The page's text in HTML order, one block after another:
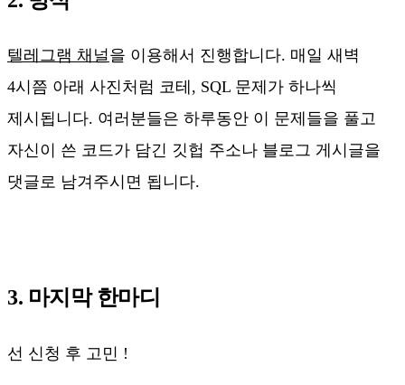
텔레그램 채널을 이용해서 진행합니다. 매일 새벽
4시쯤 아래 사진처럼 코테, SQL 문제가 하나씩
제시됩니다. 여러분들은 하루동안 이 문제들을 풀고
자신이 쓴 코드가 담긴 깃헙 주소나 블로그 게시글을
댓글로 남겨주시면 됩니다.
3. 마지막 한마디
선 신청 후 고민 !